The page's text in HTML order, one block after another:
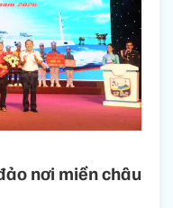
nơi miền châu